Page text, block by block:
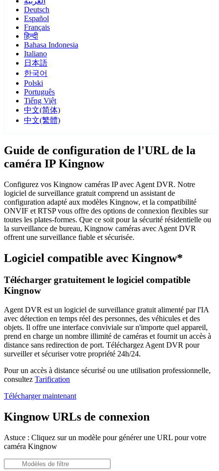
Deutsch
Español
Français
हिन्दी
Bahasa Indonesia
Italiano
日本語
한국어
Polski
Português
Tiếng Việt
中文(简体)
中文(繁體)
Guide de configuration de l'URL de la
caméra IP Kingnow
Configurez vos Kingnow caméras IP avec Agent DVR. Notre
logiciel de surveillance gratuit comprend un assistant de
configuration adapté aux modèles Kingnow, et la compatibilité
ONVIF et RTSP vous offre des options de connexion flexibles sur
toutes les plates-formes. Que ce soit pour la sécurité résidentielle ou
la surveillance de bureau, Kingnow caméras avec Agent DVR
offrent une surveillance fiable et sécurisée.
Logiciel compatible avec Kingnow*
Télécharger gratuitement le logiciel compatible
Kingnow
Agent DVR est un logiciel de surveillance gratuit alimenté par l'IA
avec détection en temps réel des personnes, des véhicules et des
objets. Il offre une interface conviviale sur n'importe quel appareil,
prend en charge un nombre illimité de caméras et fournit un accès à
distance sans redirection de port. Téléchargez Agent DVR pour
surveiller et sécuriser votre propriété 24h/24.
Pour un accès à distance sécurisé ou une utilisation professionnelle,
consultez Tarification
Télécharger maintenant
Kingnow URLs de connexion
Astuce : Cliquez sur un modèle pour générer une URL pour votre
caméra Kingnow